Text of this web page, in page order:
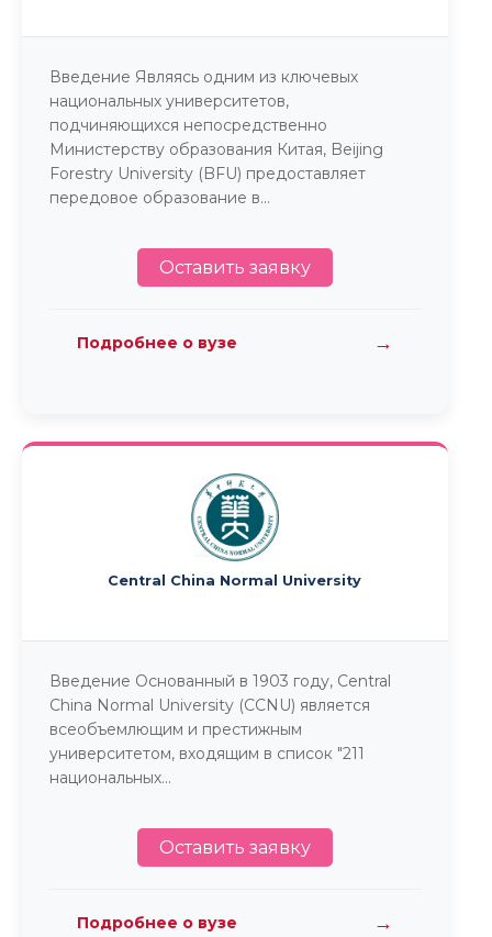
Введение Являясь одним из ключевых
национальных университетов,
подчиняющихся непосредственно
Министерству образования Китая, Beijing
Forestry University (BFU) предоставляет
передовое образование в...
Оставить заявку
Подробнее о вузе →
Central China Normal University
Введение Основанный в 1903 году, Central
China Normal University (CCNU) является
всеобъемлющим и престижным
университетом, входящим в список "211
национальных...
Оставить заявку
Подробнее о вузе →